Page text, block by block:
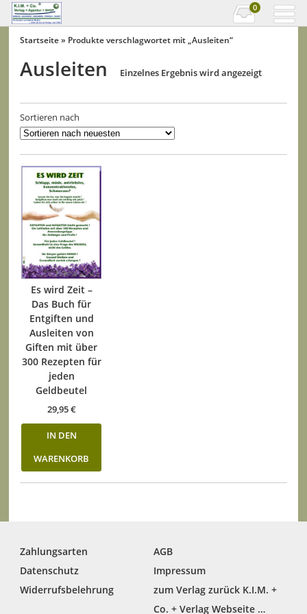
0
Startseite» Produkte verschlagwortet mit „Ausleiten“
Ausleiten Einzelnes Ergebnis wird angezeigt
Sortieren nach
Es wird Zeit –
Das Buch für
Entgiften und
Ausleiten von
Giften mit über
300 Rezepten für
jeden
Geldbeutel
29,95€
IN DEN
WARENKORB
Zahlungsarten
Datenschutz
Widerrufsbelehrung
AGB
Impressum
zum Verlag zurück K.I.M. +
Co. + Verlag Webseite …